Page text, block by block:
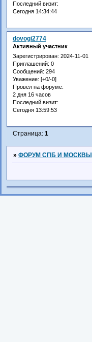
Последний визит:
Сегодня 14:34:44
dovogi2774
Активный участник
Зарегистрирован: 2024-11-01
Приглашений: 0
Сообщений: 294
Уважение: [+0/-0]
Провел на форуме:
2 дня 16 часов
Последний визит:
Сегодня 13:59:53
Страница: 1
» ФОРУМ СПБ И МОСКВЫ